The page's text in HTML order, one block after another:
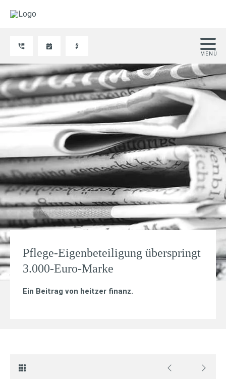
Pflege-Eigenbeteiligung überspringt
3.000-Euro-Marke
Ein Beitrag von heitzer finanz.